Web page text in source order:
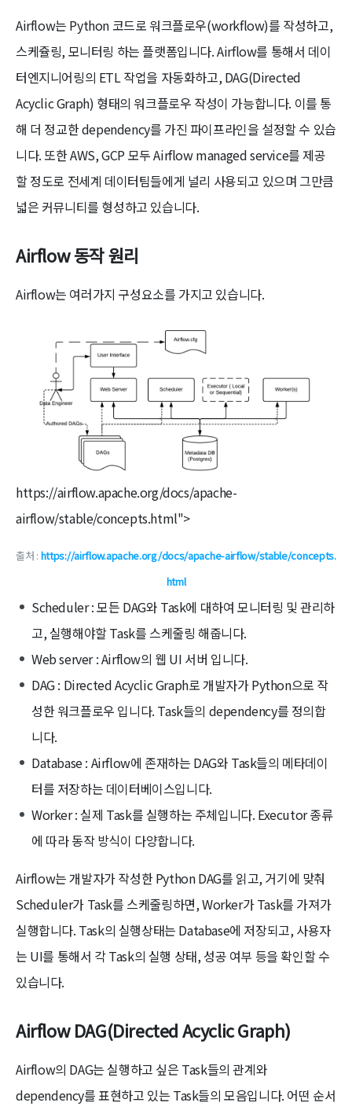
Airflow는 Python 코드로 워크플로우(workflow)를 작성하고,
스케쥴링, 모니터링 하는 플랫폼입니다. Airflow를 통해서 데이
터엔지니어링의 ETL 작업을 자동화하고, DAG(Directed
Acyclic Graph) 형태의 워크플로우 작성이 가능합니다. 이를 통
해 더 정교한 dependency를 가진 파이프라인을 설정할 수 있습
니다. 또한 AWS, GCP 모두 Airflow managed service를 제공
할 정도로 전세계 데이터팀들에게 널리 사용되고 있으며 그만큼
넓은 커뮤니티를 형성하고 있습니다.
Airflow 동작 원리
Airflow는 여러가지 구성요소를 가지고 있습니다.
https://airflow.apache.org/docs/apache-
airflow/stable/concepts.html">
출처 : https://airflow.apache.org/docs/apache-airflow/stable/concepts.
html
Scheduler : 모든 DAG와 Task에 대하여 모니터링 및 관리하
고, 실행해야할 Task를 스케줄링 해줍니다.
Web server : Airflow의 웹 UI 서버 입니다.
DAG : Directed Acyclic Graph로 개발자가 Python으로 작
성한 워크플로우 입니다. Task들의 dependency를 정의합
니다.
Database : Airflow에 존재하는 DAG와 Task들의 메타데이
터를 저장하는 데이터베이스입니다.
Worker : 실제 Task를 실행하는 주체입니다. Executor 종류
에 따라 동작 방식이 다양합니다.
Airflow는 개발자가 작성한 Python DAG를 읽고, 거기에 맞춰
Scheduler가 Task를 스케줄링하면, Worker가 Task를 가져가
실행합니다. Task의 실행상태는 Database에 저장되고, 사용자
는 UI를 통해서 각 Task의 실행 상태, 성공 여부 등을 확인할 수
있습니다.
Airflow DAG(Directed Acyclic Graph)
Airflow의 DAG는 실행하고 싶은 Task들의 관계와
dependency를 표현하고 있는 Task들의 모음입니다. 어떤 순서